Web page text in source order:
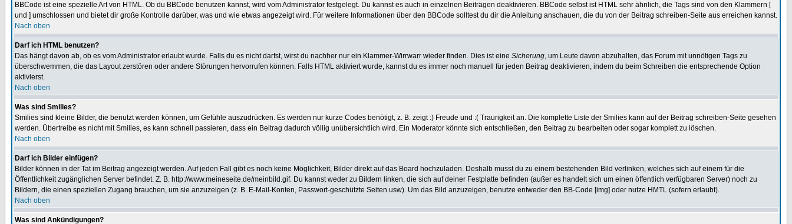
BBCode ist eine spezielle Art von HTML. Ob du BBCode benutzen kannst, wird vom Administrator festgelegt. Du kannst es auch in einzelnen Beiträgen deaktivieren. BBCode selbst ist HTML sehr ähnlich, die Tags sind von den Klammern [
und ] umschlossen und bietet dir große Kontrolle darüber, was und wie etwas angezeigt wird. Für weitere Informationen über den BBCode solltest du dir die Anleitung anschauen, die du von der Beitrag schreiben-Seite aus erreichen kannst.
Nach oben
Darf ich HTML benutzen?
Das hängt davon ab, ob es vom Administrator erlaubt wurde. Falls du es nicht darfst, wirst du nachher nur ein Klammer-Wirrwarr wieder finden. Dies ist eine Sicherung, um Leute davon abzuhalten, das Forum mit unnötigen Tags zu
überschwemmen, die das Layout zerstören oder andere Störungen hervorrufen können. Falls HTML aktiviert wurde, kannst du es immer noch manuell für jeden Beitrag deaktivieren, indem du beim Schreiben die entsprechende Option
aktivierst.
Nach oben
Was sind Smilies?
Smilies sind kleine Bilder, die benutzt werden können, um Gefühle auszudrücken. Es werden nur kurze Codes benötigt, z. B. zeigt :) Freude und :( Traurigkeit an. Die komplette Liste der Smilies kann auf der Beitrag schreiben-Seite gesehen
werden. Übertreibe es nicht mit Smilies, es kann schnell passieren, dass ein Beitrag dadurch völlig unübersichtlich wird. Ein Moderator könnte sich entschließen, den Beitrag zu bearbeiten oder sogar komplett zu löschen.
Nach oben
Darf ich Bilder einfügen?
Bilder können in der Tat im Beitrag angezeigt werden. Auf jeden Fall gibt es noch keine Möglichkeit, Bilder direkt auf das Board hochzuladen. Deshalb musst du zu einem bestehenden Bild verlinken, welches sich auf einem für die
Öffentlichkeit zugänglichen Server befindet. Z. B. http://www.meineseite.de/meinbild.gif. Du kannst weder zu Bildern linken, die sich auf deiner Festplatte befinden (außer es handelt sich um einen öffentlich verfügbaren Server) noch zu
Bildern, die einen speziellen Zugang brauchen, um sie anzuzeigen (z. B. E-Mail-Konten, Passwort-geschützte Seiten usw). Um das Bild anzuzeigen, benutze entweder den BB-Code [img] oder nutze HMTL (sofern erlaubt).
Nach oben
Was sind Ankündigungen?